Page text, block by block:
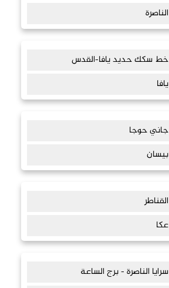
الناصرة
خط سكك حديد يافا-القدس
يافا
جاني حوجا
بيسان
القناطر
عكا
سرايا الناصرة - برج الساعة